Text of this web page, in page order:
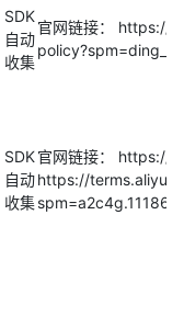
SDK
自动
收集
官网链接： https://
SDK
自动
收集
官网链接： https://
https://